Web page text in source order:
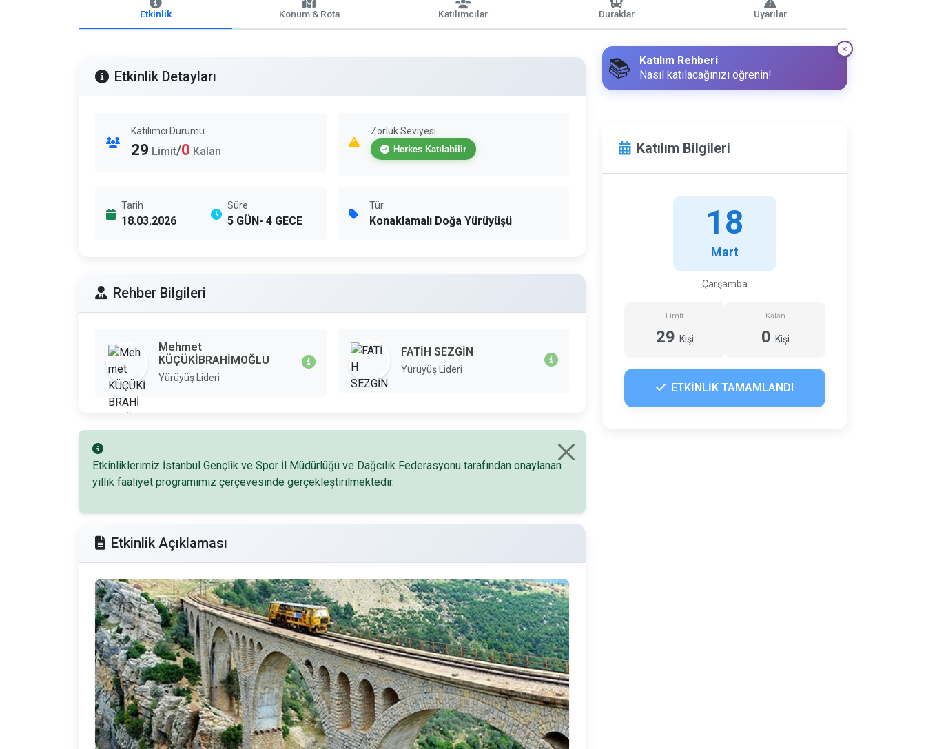
Etkinlik Konum & Rota Katılımcılar Duraklar Uyarılar
Etkinlik Detayları
Katılımcı Durumu
29 Limit/0 Kalan
Zorluk Seviyesi
Herkes Katılabilir
Tarih
18.03.2026
Süre
5 GÜN- 4 GECE
Tür
Konaklamalı Doğa Yürüyüşü
Rehber Bilgileri
Mehmet
KÜÇÜKİBRAHİMOĞLU
Yürüyüş Lideri
FATİH SEZGİN
Yürüyüş Lideri
Etkinliklerimiz İstanbul Gençlik ve Spor İl Müdürlüğü ve Dağcılık Federasyonu tarafından onaylanan
yıllık faaliyet programımız çerçevesinde gerçekleştirilmektedir.
Etkinlik Açıklaması
📚
Katılım Rehberi
Nasıl katılacağınızı öğrenin!
Katılım Bilgileri
18
Mart
Çarşamba
Limit
29 Kişi
Kalan
0 Kişi
ETKİNLİK TAMAMLANDI